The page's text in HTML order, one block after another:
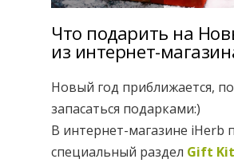
Что подарить на
из интернет-
Новый год приближается,
запасаться подарками:)
В интернет-магазине iHerb
специальный раздел Gift